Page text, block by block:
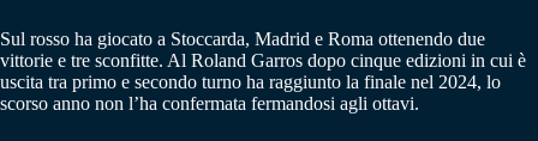
Sul rosso ha giocato a Stoccarda, Madrid e Roma ottenendo due
vittorie e tre sconfitte. Al Roland Garros dopo cinque edizioni in cui è
uscita tra primo e secondo turno ha raggiunto la finale nel 2024, lo
scorso anno non l’ha confermata fermandosi agli ottavi.